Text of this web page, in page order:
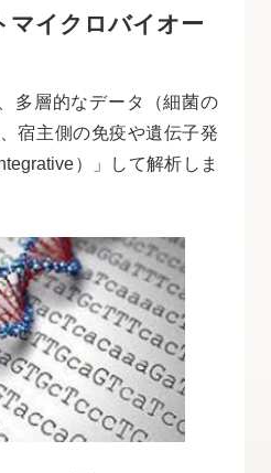
マイクロバイオー
多層的なデータ（細菌の
宿主側の免疫や遺伝子発
）」して解析しま